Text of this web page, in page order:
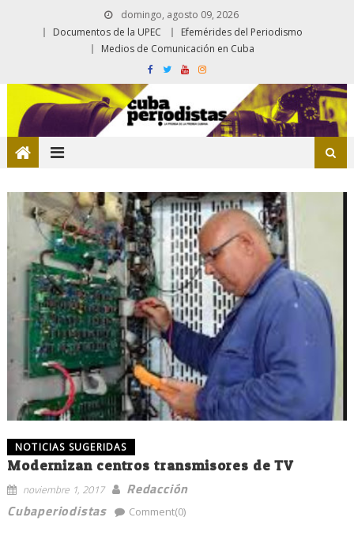
domingo, agosto 09, 2026
Documentos de la UPEC
Efemérides del Periodismo
Medios de Comunicación en Cuba
NOTICIAS SUGERIDAS
Modernizan centros transmisores de TV
noviembre 1, 2017
Redacción
Cubaperiodistas
Comment(0)